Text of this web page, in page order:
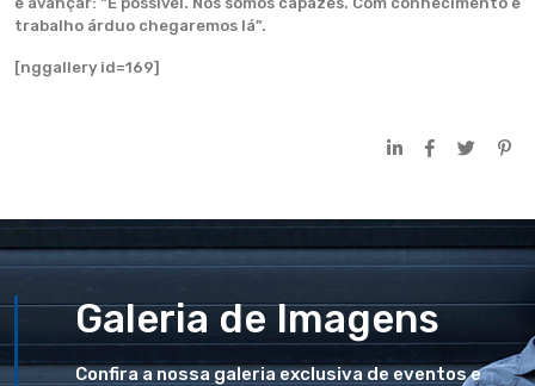
trabalho árduo chegaremos lá”.
[nggallery id=169]
Galeria de Imagens
Confira a nossa galeria exclusiva de eventos e